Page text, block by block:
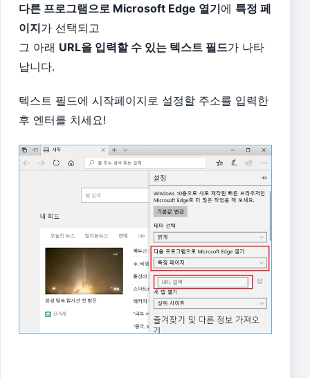
다른 프로그램으로 Microsoft Edge 열기에 특정 페
이지가 선택되고
그 아래 URL을 입력할 수 있는 텍스트 필드가 나타
납니다.
텍스트 필드에 시작페이지로 설정할 주소를 입력한
후 엔터를 치세요!